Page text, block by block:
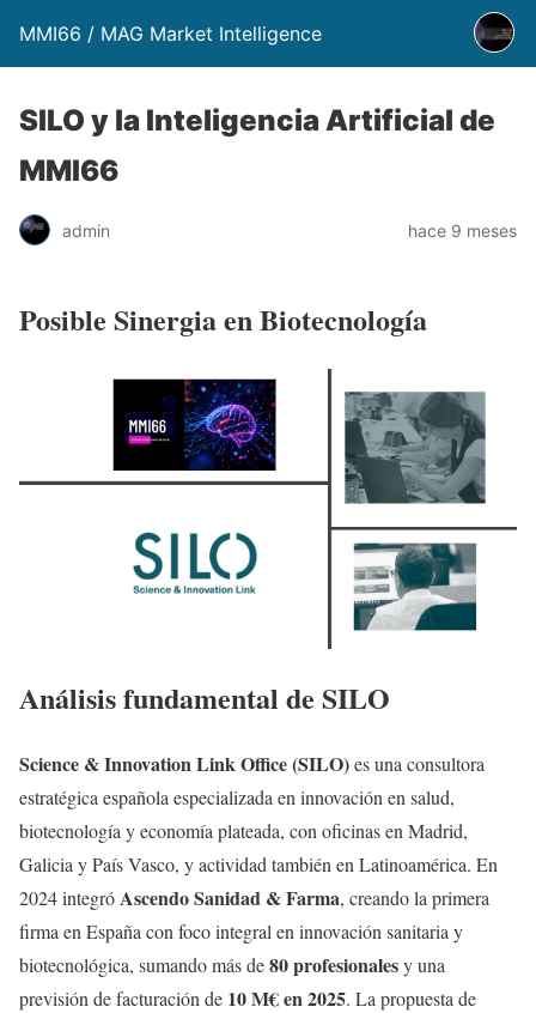
MMI66 / MAG Market Intelligence
SILO y la Inteligencia Artificial de
MMI66
admin hace 9 meses
Posible Sinergia en Biotecnología
Análisis fundamental de SILO
Science & Innovation Link Office (SILO)es una consultora
estratégica española especializada en innovación en salud,
biotecnología y economía plateada, con oficinas en Madrid,
Galicia y País Vasco, y actividad también en Latinoamérica. En
2024 integróAscendo Sanidad & Farma, creando la primera
firma en España con foco integral en innovación sanitaria y
biotecnológica, sumando más de80 profesionalesy una
previsión de facturación de 10 M€ en 2025. La propuesta de